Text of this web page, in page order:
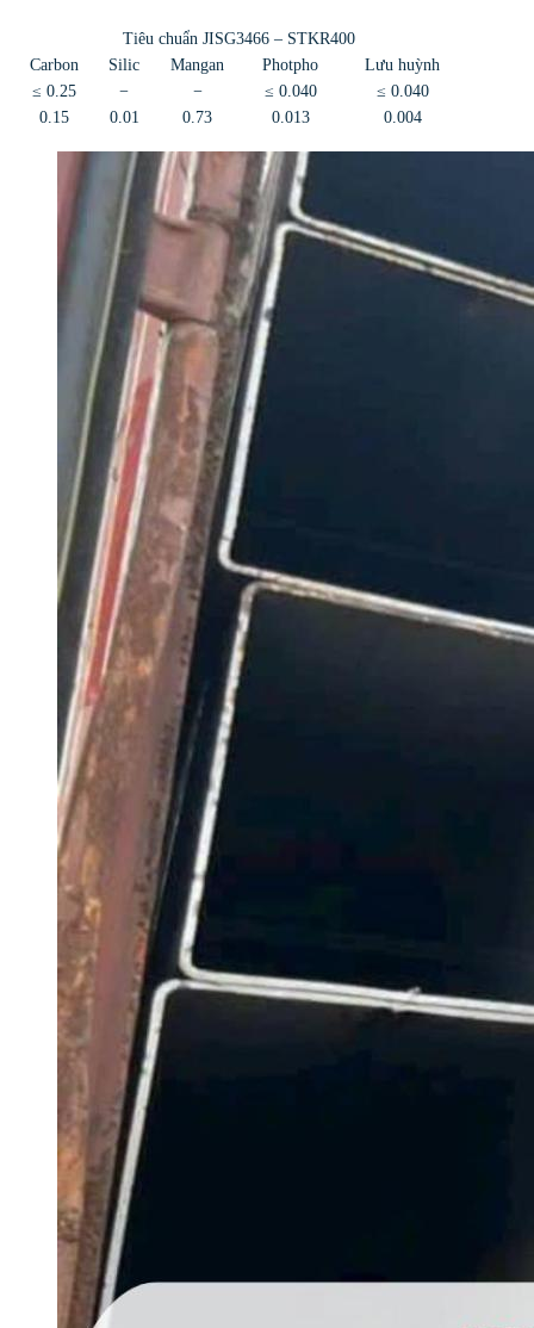
Tiêu chuẩn JISG3466 – STKR400
Carbon
Silic Mangan Photpho
Lưu huỳnh
≤ 0.25
− − ≤ 0.040
≤ 0.040
0.15
0.01 0.73 0.013 0.004